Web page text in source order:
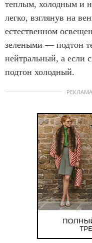
теплым, холодным и
легко, взглянув на
естественном
зелеными — подтон
нейтральный, а если
подтон холодный.